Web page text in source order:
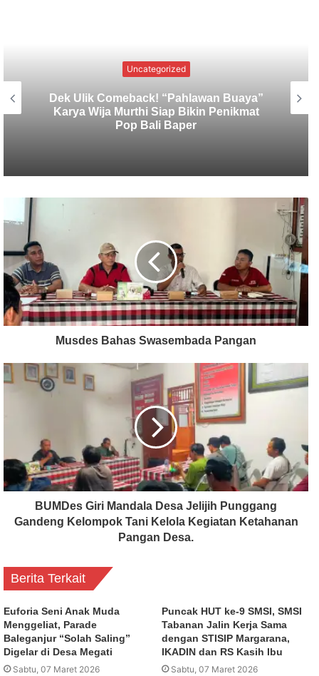
Uncategorized
Dana Karya Ngenteg Linggih Belum
Cukup, Desa Adat Banjar Bengkel Siap
Gelar Lomba Mancing Lagi
Musdes Bahas Swasembada Pangan
BUMDes Giri Mandala Desa Jelijih Punggang
Gandeng Kelompok Tani Kelola Kegiatan Ketahanan
Pangan Desa.
Berita Terkait
Euforia Seni Anak Muda
Menggeliat, Parade
Baleganjur “Solah Saling”
Digelar di Desa Megati
Sabtu, 07 Maret 2026
Puncak HUT ke-9 SMSI, SMSI
Tabanan Jalin Kerja Sama
dengan STISIP Margarana,
IKADIN dan RS Kasih Ibu
Sabtu, 07 Maret 2026